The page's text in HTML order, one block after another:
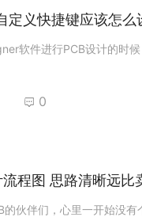
定 义快捷键应该怎么
ner软件进行PCB设计的时候
0
流程图 思路清晰远比
的伙伴们 ， 心里一开始没有